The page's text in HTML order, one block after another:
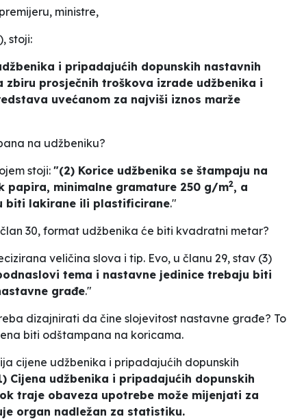
ministre,
stoji:
i pripadajućih dopunskih nastavnih
prosječnih troškova izrade udžbenika i
uvećanom za najviši iznos marže
na udžbeniku?
stoji: "(2) Korice udžbenika se štampaju na
papira, minimalne gramature 250 g/m2, a
biti lakirane ili plastificirane."
30, format udžbenika će biti kvadratni metar?
veličina slova i tip. Evo, u članu 29, stav (3)
tema i nastavne jedinice trebaju biti
građe."
dizajnirati da čine slojevitost nastavne građe? To
biti odštampana na koricama.
cijene udžbenika i pripadajućih dopunskih
Cijena udžbenika i pripadajućih dopunskih
traje obaveza upotrebe može mijenjati za
organ nadležan za statistiku.